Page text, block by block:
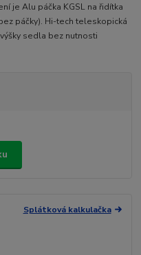
je Alu páčka KGSL na řidítka
páčky). Hi-tech teleskopická
sedla bez nutnosti
Splátková kalkulačka